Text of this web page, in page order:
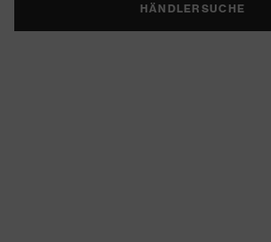
HÄNDLERSUCHE